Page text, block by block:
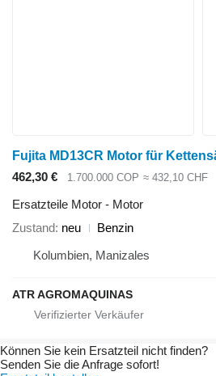
Fujita MD13CR Motor für
462,30 €
1.700.000 COP ≈ 432,10 CHF
Ersatzteile Motor - Motor
Zustand neu
Benzin
Kolumbien, Manizales
ATR AGROMAQUINAS
Können Sie kein Ersatzteil nicht finden?
Senden Sie die Anfrage sofort!